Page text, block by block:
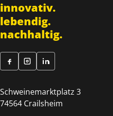
innovativ.
lebendig.
nachhaltig.
Schweinemarktplatz 3
74564 Crailsheim